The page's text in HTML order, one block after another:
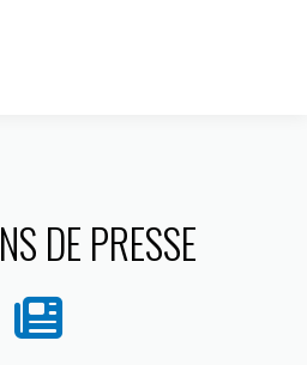
DE PRESSE